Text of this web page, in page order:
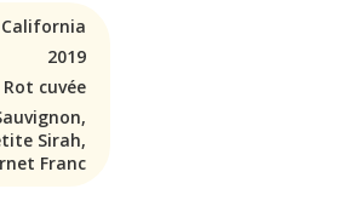
California
2019
Rot cuvée
Sirah,
Franc